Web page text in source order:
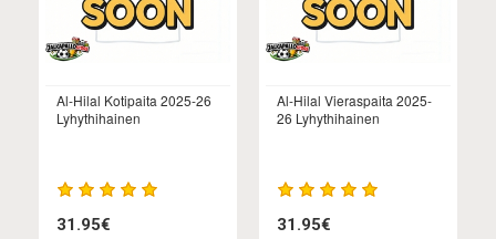
Al-Hilal Kotipaita 2025-26
Lyhythihainen
31.95€
Al-Hilal Vieraspaita 2025-
26 Lyhythihainen
31.95€